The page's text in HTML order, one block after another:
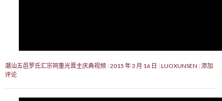
潮汕五邑罗氏汇宗祠重光晋主庆典视频 2015 年 3 月 16 日 LUOXUNSEN 添加
评论